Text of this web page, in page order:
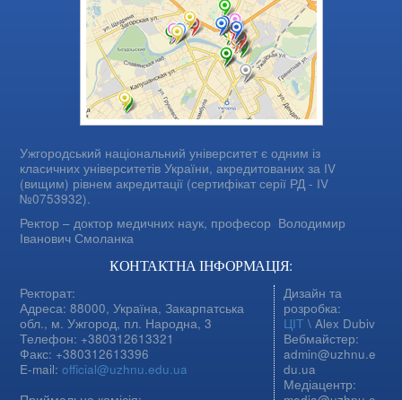
Ужгородський національний університет є одним із
класичних університетів України, акредитованих за IV
(вищим) рівнем акредитації (сертифікат серії РД - IV
№0753932).
Ректор – доктор медичних наук, професор Володимир
Іванович Смоланка
КОНТАКТНА ІНФОРМАЦІЯ:
Ректорат:
Адреса: 88000, Україна, Закарпатська
обл., м. Ужгород, пл. Народна, 3
Телефон: +380312613321
Факс: +380312613396
E-mail:official@uzhnu.edu.ua
Дизайн та
розробка:
ЦІТ \ Alex Dubiv
Вебмайстер:
admin@uzhnu.e
du.ua
Медіацентр: